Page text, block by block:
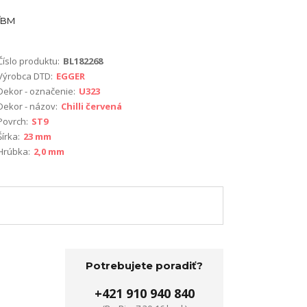
BM
produktu: BL182268
DTD: EGGER
- označenie: U323
- názov: Chilli červená
ST9
23 mm
2,0 mm
Potrebujete poradiť?
+421 910 940 840